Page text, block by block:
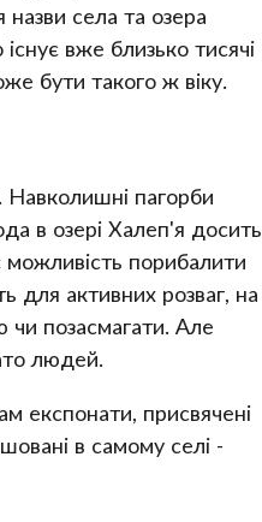
назви села та озера
вже близько тисячі
бути такого ж віку.
пагорби
в озері Халеп'я досить
порибалити
для активних розваг, на
чи позасмагати. Але
людей.
експонати, присвячені
в самому селі -